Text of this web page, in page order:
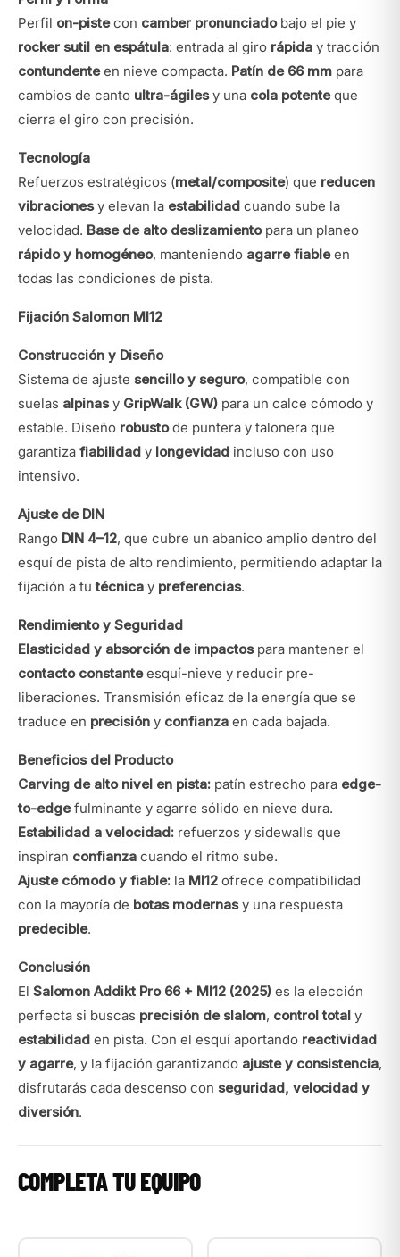
Perfil on-pistecon camber pronunciadobajo el pie y
rocker sutil en espátula: entrada al giro rápida y tracción
contundenteen nieve compacta. Patín de 66 mm para
cambios de canto ultra-ágilesy una cola potenteque
cierra el giro con precisión.
Tecnología
Refuerzos estratégicos (metal/composite) que reducen
vibracionesy elevan la estabilidad cuando sube la
velocidad. Base de alto deslizamientopara un planeo
rápido y homogéneo, manteniendo agarre fiableen
todas las condiciones de pista.
Fijación Salomon MI12
Construcción y Diseño
Sistema de ajuste sencillo y seguro, compatible con
suelas alpinasy GripWalk (GW) para un calce cómodo y
estable. Diseño robustode puntera y talonera que
garantiza fiabilidad y longevidad incluso con uso
intensivo.
Ajuste de DIN
Rango DIN 4–12, que cubre un abanico amplio dentro del
esquí de pista de alto rendimiento, permitiendo adaptar la
fijación a tutécnica y preferencias.
Rendimiento y Seguridad
Elasticidad y absorción de impactospara mantener el
contacto constanteesquí-nieve y reducir pre-
liberaciones. Transmisión eficaz de la energía que se
traduce en precisión y confianza en cada bajada.
Beneficios del Producto
Carving de alto nivel en pista: patín estrecho para edge-
to-edgefulminante y agarre sólido en nieve dura.
Estabilidad a velocidad: refuerzos y sidewalls que
inspiran confianza cuando el ritmo sube.
Ajuste cómodo y fiable: la MI12 ofrece compatibilidad
con la mayoría de botas modernasy una respuesta
predecible.
Conclusión
El Salomon Addikt Pro 66 + MI12 (2025) es la elección
perfecta si buscas precisión de slalom, control total y
estabilidad en pista. Con el esquí aportando reactividad
y agarre, y la fijación garantizando ajuste y consistencia,
disfrutarás cada descenso con seguridad, velocidad y
diversión.
COMPLETA TU EQUIPO